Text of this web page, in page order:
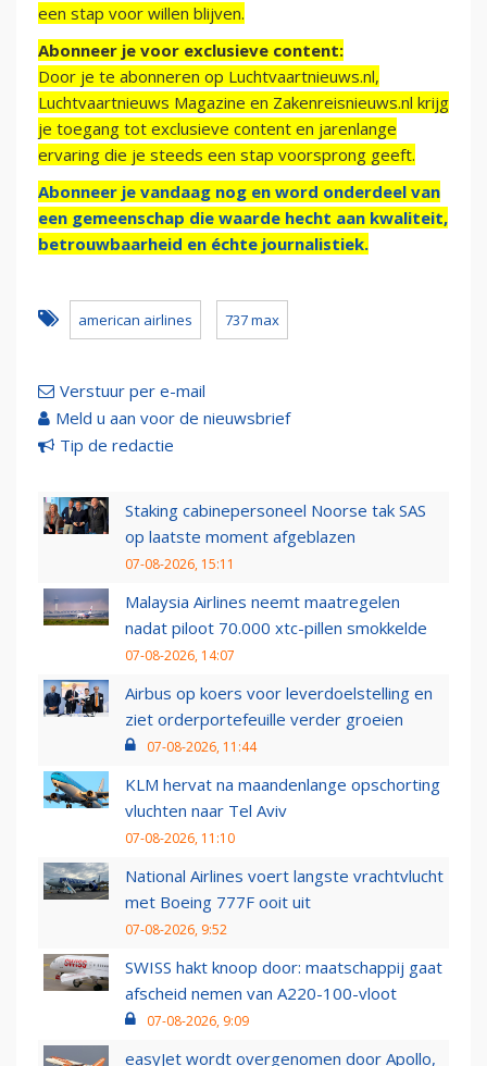
een stap voor willen blijven.
Abonneer je voor exclusieve content:
Door je te abonneren op Luchtvaartnieuws.nl,
Luchtvaartnieuws Magazine en Zakenreisnieuws.nl krijg
je toegang tot exclusieve content en jarenlange
ervaring die je steeds een stap voorsprong geeft.
Abonneer je vandaag nog en word onderdeel van
een gemeenschap die waarde hecht aan kwaliteit,
betrouwbaarheid en échte journalistiek.
american airlines 737 max
Verstuur per e-mail
Meld u aan voor de nieuwsbrief
Tip de redactie
Staking cabinepersoneel Noorse tak SAS
op laatste moment afgeblazen
07-08-2026, 15:11
Malaysia Airlines neemt maatregelen
nadat piloot 70.000 xtc-pillen smokkelde
07-08-2026, 14:07
Airbus op koers voor leverdoelstelling en
ziet orderportefeuille verder groeien
07-08-2026, 11:44
KLM hervat na maandenlange opschorting
vluchten naar Tel Aviv
07-08-2026, 11:10
National Airlines voert langste vrachtvlucht
met Boeing 777F ooit uit
07-08-2026, 9:52
SWISS hakt knoop door: maatschappij gaat
afscheid nemen van A220-100-vloot
07-08-2026, 9:09
easyJet wordt overgenomen door Apollo,